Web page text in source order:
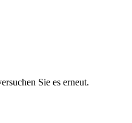
Sie es erneut.